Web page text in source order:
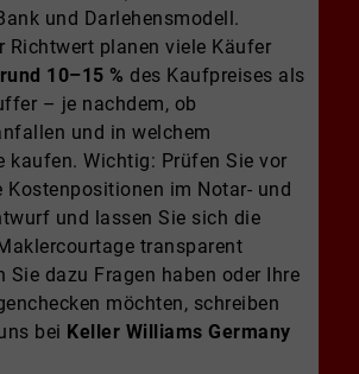
und Darlehensmodell.
Richtwert planen viele Käufer
rund 10–15 % des Kaufpreises als
– je nachdem, ob
und in welchem
kaufen. Wichtig: Prüfen Sie vor
Kostenpositionen im Notar- und
und lassen Sie sich die
transparent
Sie dazu Fragen haben oder Ihre
möchten, schreiben
bei Keller Williams Germany